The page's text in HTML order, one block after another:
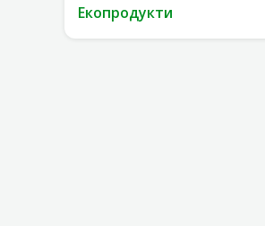
Екопродукти